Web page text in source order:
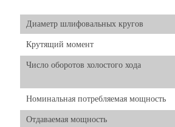
Диаметр шлифовальных кругов
Крутящий момент
Число оборотов холостого хода
Номинальная потребляемая мощность
Отдаваемая мощность